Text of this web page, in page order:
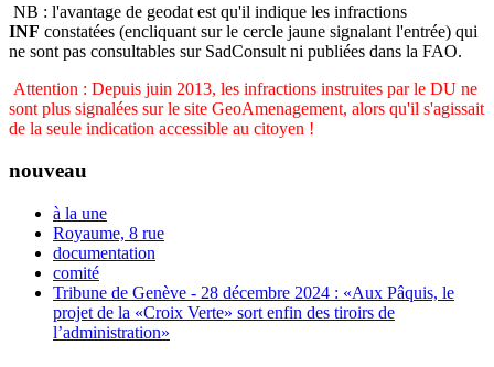
NB : l'avantage de geodat est qu'il indique les infractions
INF constatées (encliquant sur le cercle jaune signalant l'entrée) qui
ne sont pas consultables sur SadConsult ni publiées dans la FAO.
Attention : Depuis juin 2013, les infractions instruites par le DU ne
sont plus signalées sur le site GeoAmenagement, alors qu'il s'agissait
de la seule indication accessible au citoyen !
nouveau
à la une
Royaume, 8 rue
documentation
comité
Tribune de Genève - 28 décembre 2024 : «Aux Pâquis, le
projet de la «Croix Verte» sort enfin des tiroirs de
l’administration»